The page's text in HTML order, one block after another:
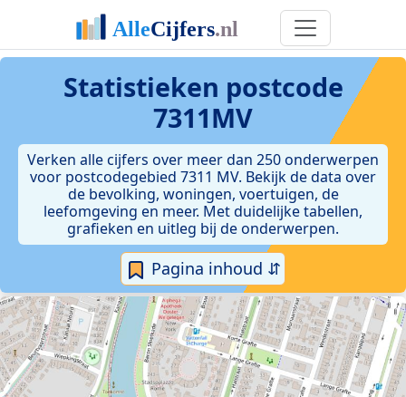
Statistieken postcode
7311MV
Verken alle cijfers over meer dan 250 onderwerpen
voor postcodegebied 7311 MV. Bekijk de data over
de bevolking, woningen, voertuigen, de
leefomgeving en meer. Met duidelijke tabellen,
grafieken en uitleg bij de onderwerpen.
Pagina inhoud ⇵